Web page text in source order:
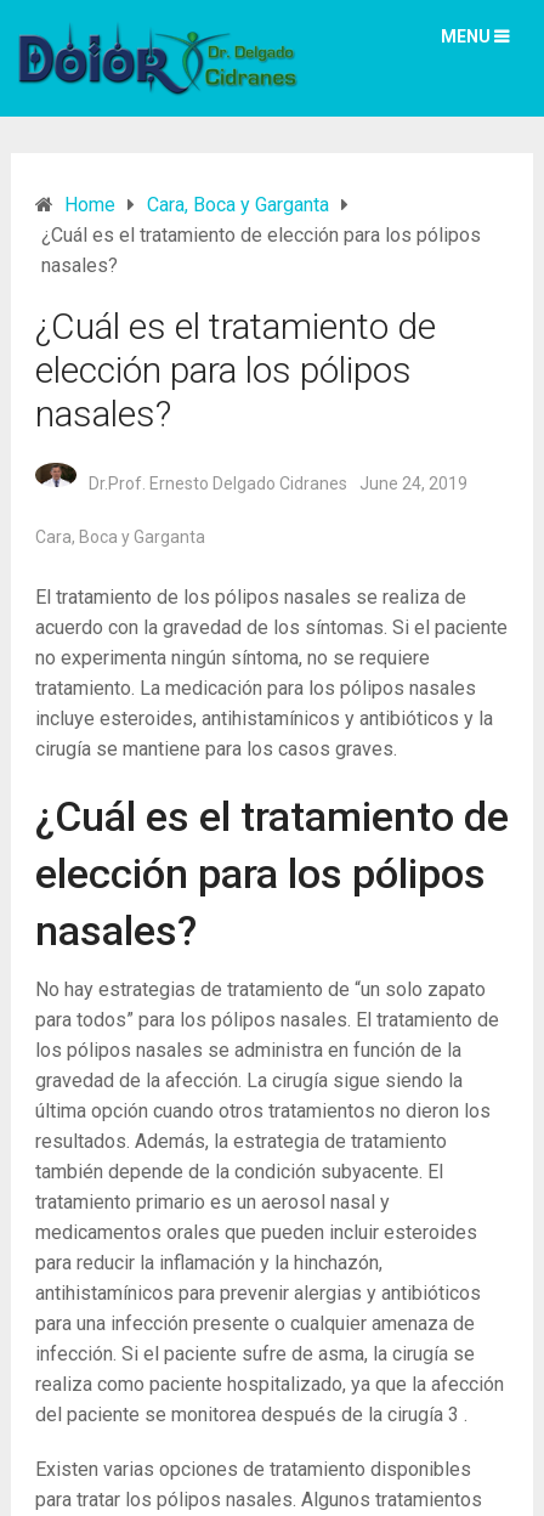
MENU
Home
Cara, Boca y Garganta
¿Cuál es el tratamiento de elección para los pólipos
nasales?
¿Cuál es el tratamiento de
elección para los pólipos
nasales?
Dr.Prof. Ernesto Delgado Cidranes June 24, 2019
Cara, Boca y Garganta
El tratamiento de los pólipos nasales se realiza de
acuerdo con la gravedad de los síntomas. Si el paciente
no experimenta ningún síntoma, no se requiere
tratamiento. La medicación para los pólipos nasales
incluye esteroides, antihistamínicos y antibióticos y la
cirugía se mantiene para los casos graves.
¿Cuál es el tratamiento de
elección para los pólipos
nasales?
No hay estrategias de tratamiento de “un solo zapato
para todos” para los pólipos nasales. El tratamiento de
los pólipos nasales se administra en función de la
gravedad de la afección. La cirugía sigue siendo la
última opción cuando otros tratamientos no dieron los
resultados. Además, la estrategia de tratamiento
también depende de la condición subyacente. El
tratamiento primario es un aerosol nasal y
medicamentos orales que pueden incluir esteroides
para reducir la inflamación y la hinchazón,
antihistamínicos para prevenir alergias y antibióticos
para una infección presente o cualquier amenaza de
infección. Si el paciente sufre de asma, la cirugía se
realiza como paciente hospitalizado, ya que la afección
del paciente se monitorea después de la cirugía 3 .
Existen varias opciones de tratamiento disponibles
para tratar los pólipos nasales. Algunos tratamientos